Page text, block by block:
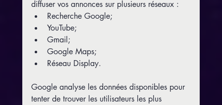
diffuser vos annonces sur plusieurs réseaux :
Recherche Google;
YouTube;
Gmail;
Google Maps;
Réseau Display.
Google analyse les données disponibles pour
tenter de trouver les utilisateurs les plus